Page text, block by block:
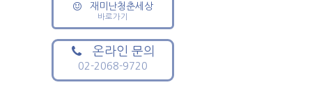
재미난청춘세상
바로가기
온라인 문의
02-2068-9720